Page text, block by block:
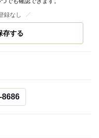
録なし
存する
8686